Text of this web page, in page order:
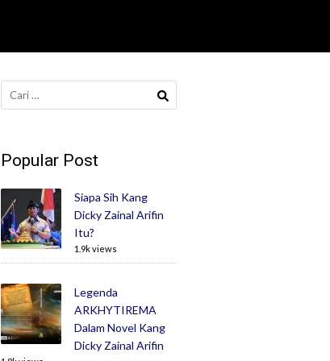
Cari
untuk:
Popular Post
Siapa Sih Kang
Dicky Zainal Arifin
Itu?
1.9k views
Legenda
ARKHYTIREMA
Dalam Novel Kang
Dicky Zainal Arifin